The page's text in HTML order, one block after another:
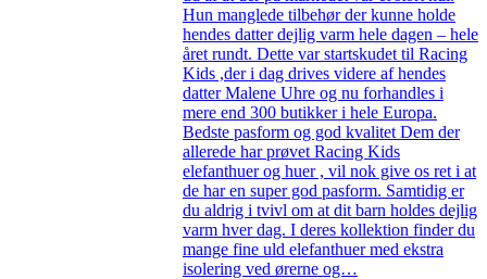
Hun manglede tilbehør der kunne holde
hendes datter dejlig varm hele dagen – hele
året rundt. Dette var startskudet til Racing
Kids ,der i dag drives videre af hendes
datter Malene Uhre og nu forhandles i
mere end 300 butikker i hele Europa.
Bedste pasform og god kvalitet Dem der
allerede har prøvet Racing Kids
elefanthuer og huer , vil nok give os ret i at
de har en super god pasform. Samtidig er
du aldrig i tvivl om at dit barn holdes dejlig
varm hver dag. I deres kollektion finder du
mange fine uld elefanthuer med ekstra
isolering ved ørerne og…